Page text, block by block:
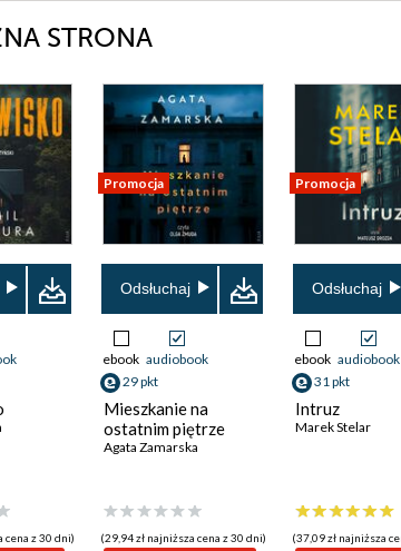
STRONA
cena z 30 dni)
Promocja
Odsłuchaj
ebook audiobook
29 pkt
Mieszkanie na
ostatnim piętrze
Agata Zamarska
(29,94 zł najniższa cena z 30 dni)
Promocja
Odsłuchaj
ebook audiobook
31 pkt
Intruz
Marek Stelar
(37,09 zł najniższa